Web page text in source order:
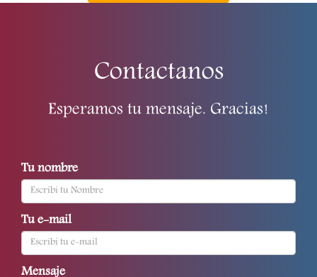
Contactanos
Esperamos tu mensaje. Gracias!
Tu nombre
Tu e-mail
Mensaje